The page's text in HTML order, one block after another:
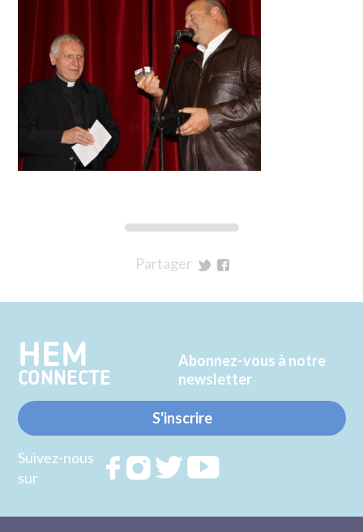
Partager
Twitter
Facebook
HEM
CONNECTE
Abonnez-vous à notre
newsletter
S'inscrire
Suivez-nous
sur
RejoignezRejoignezRejoignez